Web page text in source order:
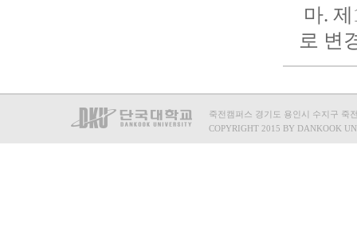
마.
로 변
죽전캠퍼스 경기도 용인시 수지구 죽
COPYRIGHT 2015 BY DANKOOK